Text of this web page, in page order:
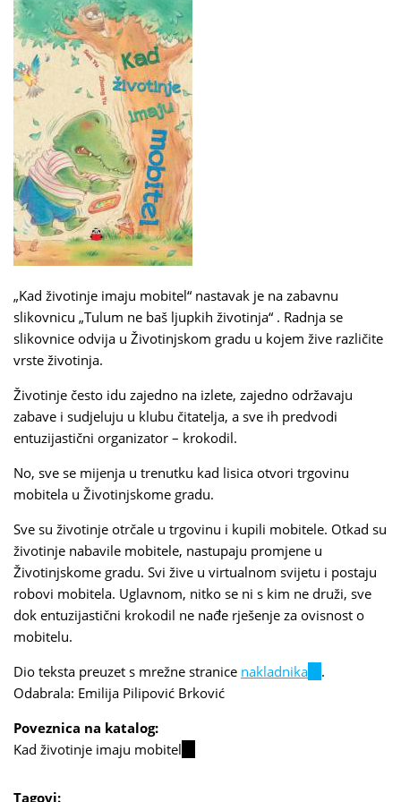
„Kad životinje imaju mobitel“ nastavak je na zabavnu
slikovnicu „Tulum ne baš ljupkih životinja“ . Radnja se
slikovnice odvija u Životinjskom gradu u kojem žive različite
vrste životinja.
Životinje često idu zajedno na izlete, zajedno održavaju
zabave i sudjeluju u klubu čitatelja, a sve ih predvodi
entuzijastični organizator – krokodil.
No, sve se mijenja u trenutku kad lisica otvori trgovinu
mobitela u Životinjskome gradu.
Sve su životinje otrčale u trgovinu i kupili mobitele. Otkad su
životinje nabavile mobitele, nastupaju promjene u
Životinjskome gradu. Svi žive u virtualnom svijetu i postaju
robovi mobitela. Uglavnom, nitko se ni s kim ne druži, sve
dok entuzijastični krokodil ne nađe rješenje za ovisnost o
mobitelu.
Dio teksta preuzet s mrežne stranice nakladnika (link.
Odabrala: Emilija Pilipović Brković
Poveznica na katalog:
Kad životinje imaju mobitel
Tagovi: